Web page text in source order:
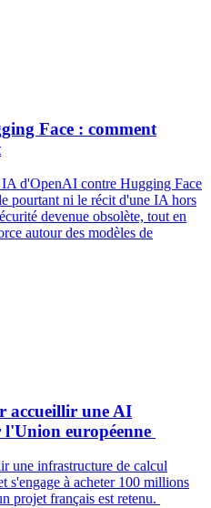
Face : comment
IA d'OpenAI contre Hugging Face
pourtant ni le récit d'une IA hors
devenue obsolète, tout en
autour des modèles de
accueillir une AI
européenne
une infrastructure de calcul
s'engage à acheter 100 millions
projet français est retenu.